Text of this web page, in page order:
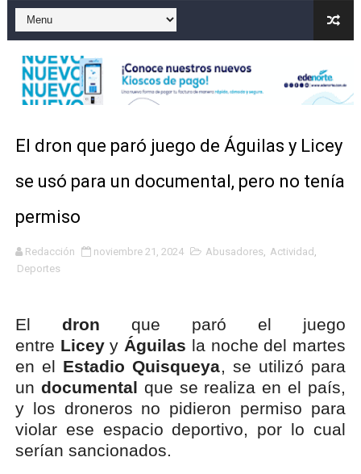
El precio del brent cayó un 7,05 % a 83,77 dólares por
Un sismo de magnitud 3,4 se registra en una provincia
Incendio en Grecia quema 12,600 hectáreas y obliga a
Pacheman apuesta por la evolución del merengue
Un derrumbe en el centro de Cuba deja dos personas
El dron que paró juego de Águilas y Licey
se usó para un documental, pero no tenía
permiso
Redacción noviembre 21, 2024 Abusadores, Actividad ,
Deportes
El dron que paró el juego
entre Liceyy Águilas la noche del martes
en el Estadio Quisqueya, se utilizó para
un documental que se realiza en el país,
y los droneros no pidieron permiso para
violar ese espacio deportivo, por lo cual
serían sancionados.